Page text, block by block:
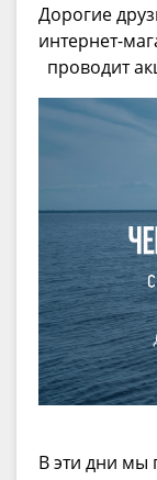
Дорогие
интернет-
проводит
В эти дни мы